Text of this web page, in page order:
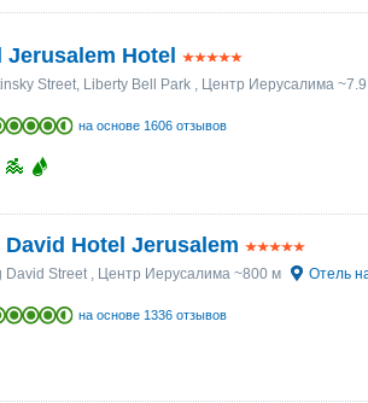
Jerusalem Hotel
Street, Liberty Bell Park, Центр Иерусалима ~7.9
на основе 1606 отзывов
David Hotel Jerusalem
David Street, Центр Иерусалима ~800 м Отель
на основе 1336 отзывов